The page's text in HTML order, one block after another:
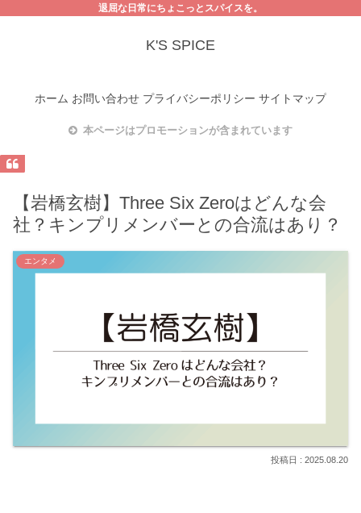
退屈な日常にちょこっとスパイスを。
K'S SPICE
ホーム お問い合わせ プライバシーポリシー サイトマップ
本ページはプロモーションが含まれています
【岩橋玄樹】Three Six Zeroはどんな会
社？キンプリメンバーとの合流はあり？
エンタメ
2025.08.20